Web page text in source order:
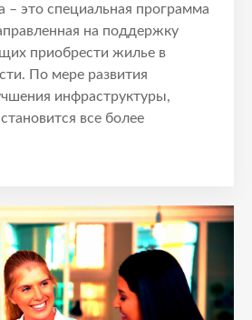
– это специальная программа
на поддержку
приобрести жилье в
По мере развития
инфраструктуры,
все более